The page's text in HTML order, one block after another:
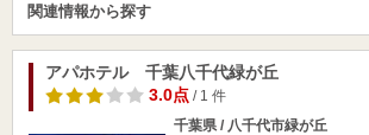
関連情報から探す
アパホテル 千葉八千代緑が丘
3.0点/ 1 件
千葉県 / 八千代市緑が丘